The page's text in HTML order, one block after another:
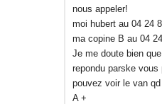
nous appeler!
moi hubert au 04 24
ma copine B au 04
Je me doute bien
repondu parske vous
pouvez voir le van
A +